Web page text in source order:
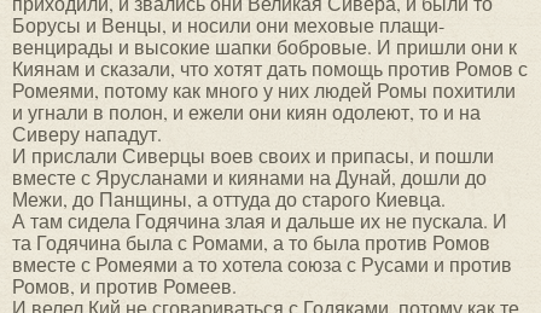
Борусы и Венцы, и носили они меховые плащи-
венцирады и высокие шапки бобровые. И пришли они к
Киянам и сказали, что хотят дать помощь против Ромов с
Ромеями, потому как много у них людей Ромы похитили
и угнали в полон, и ежели они киян одолеют, то и на
Сиверу нападут.
И прислали Сиверцы воев своих и припасы, и пошли
вместе с Ярусланами и киянами на Дунай, дошли до
Межи, до Панщины, а оттуда до старого Киевца.
А там сидела Годячина злая и дальше их не пускала. И
та Годячина была с Ромами, а то была против Ромов
вместе с Ромеями а то хотела союза с Русами и против
Ромов, и против Ромеев.
И велел Кий не сговариваться с Годяками, потому как те